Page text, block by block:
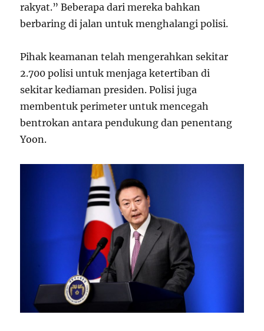
rakyat.” Beberapa dari mereka bahkan
berbaring di jalan untuk menghalangi polisi.
Pihak keamanan telah mengerahkan sekitar
2.700 polisi untuk menjaga ketertiban di
sekitar kediaman presiden. Polisi juga
membentuk perimeter untuk mencegah
bentrokan antara pendukung dan penentang
Yoon.